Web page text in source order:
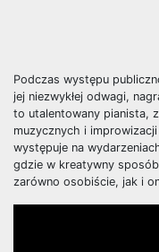
Podczas występu
jej niezwykłej odwagi,
to utalentowany pianista,
muzycznych i
występuje na
gdzie w kreatywny
zarówno osobiście, jak i